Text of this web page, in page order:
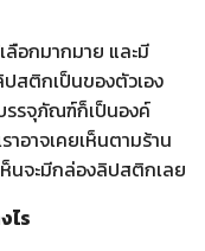
อกมากมาย และมี
สติกเป็นของตัวเอง
รรจุภัณฑ์ก็เป็นองค์
อาจเคยเห็นตามร้าน
นจะมีกล่องลิปสติกเลย
ไร